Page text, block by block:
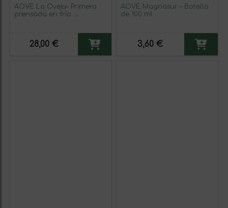
AOVE La Oveja– Primera
prensada en frío ·
28,00 €
AOVE Magnasur – Botella
de 100 ml
3,60 €